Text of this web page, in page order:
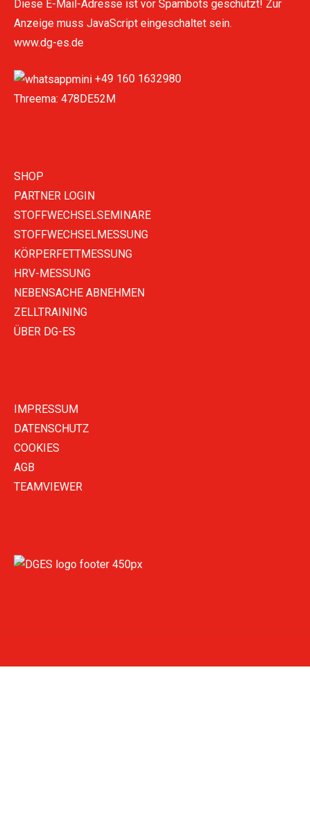
Diese E-Mail-Adresse ist vor Spambots geschützt! Zur
Anzeige muss JavaScript eingeschaltet sein.
www.dg-es.de
+49 160 1632980
Threema: 478DE52M
SHOP
PARTNER LOGIN
STOFFWECHSELSEMINARE
STOFFWECHSELMESSUNG
KÖRPERFETTMESSUNG
HRV-MESSUNG
NEBENSACHE ABNEHMEN
ZELLTRAINING
ÜBER DG-ES
IMPRESSUM
DATENSCHUTZ
COOKIES
AGB
TEAMVIEWER